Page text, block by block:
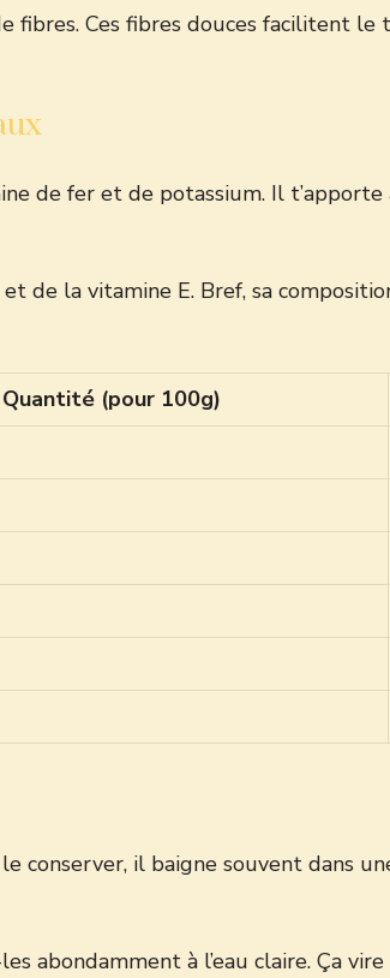
fibres. Ces fibres douces facilitent
de fer et de potassium. Il
de la vitamine E. Bref, sa
Quantité (pour 100g)
conserver, il baigne souvent dans
abondamment à l’eau claire. Ça